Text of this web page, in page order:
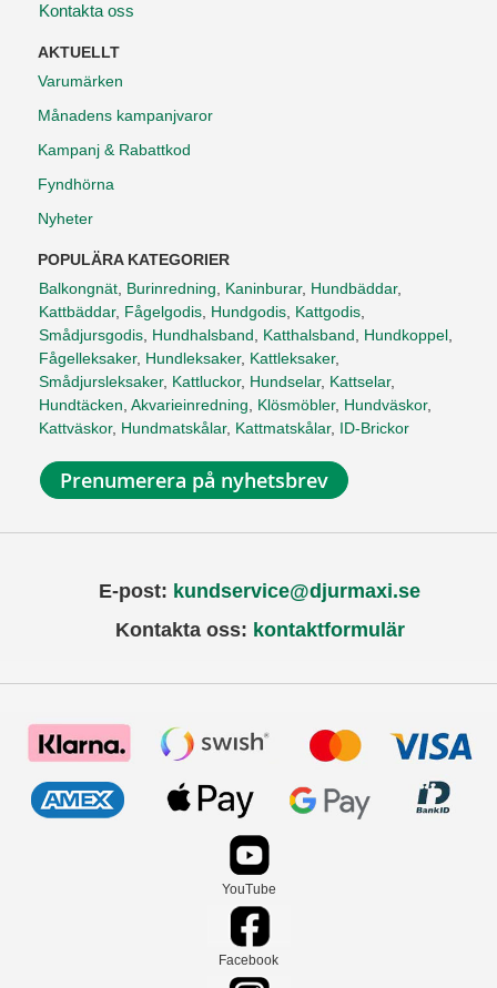
Kontakta oss
AKTUELLT
Varumärken
Månadens kampanjvaror
Kampanj & Rabattkod
Fyndhörna
Nyheter
POPULÄRA KATEGORIER
Balkongnät, Burinredning, Kaninburar, Hundbäddar,
Kattbäddar, Fågelgodis, Hundgodis, Kattgodis,
Smådjursgodis, Hundhalsband, Katthalsband, Hundkoppel,
Fågelleksaker, Hundleksaker, Kattleksaker,
Smådjursleksaker, Kattluckor, Hundselar, Kattselar,
Hundtäcken, Akvarieinredning, Klösmöbler, Hundväskor,
Kattväskor, Hundmatskålar, Kattmatskålar, ID-Brickor
Prenumerera på nyhetsbrev
E-post: kundservice@djurmaxi.se
Kontakta oss: kontaktformulär
YouTube
Facebook